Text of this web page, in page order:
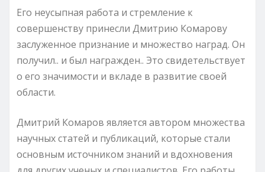
Его неусыпная работа и стремление к
совершенству принесли Дмитрию Комарову
заслуженное признание и множество наград. Он
получил.. и был награжден.. Это свидетельствует
о его значимости и вкладе в развитие своей
области.
Дмитрий Комаров является автором множества
научных статей и публикаций, которые стали
основным источником знаний и вдохновения